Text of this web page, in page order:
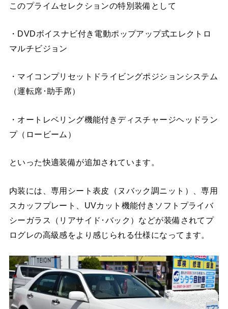
このプライムセレクションの特別装備として
・DVDボイスナビ付き電動ポップアップ式エレクトロ
マルチビジョン
・マイコンプリセットドライビングポジションシステム
（運転席･助手席）
・オートレベリング機能付きディスチャージヘッドラン
プ（ロービーム）
といった快適装備が追加されています。
内装には、専用シート表皮（ヌバック調ニット）、専用
スカッフプレート、UVカット機能付きソフトプライバ
シーガラス（リアサイド･バック）などが装備されてプ
ログレの高級感をより感じられる仕様になってます。